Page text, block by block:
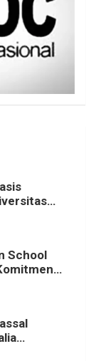
School
Ikut